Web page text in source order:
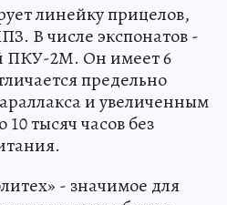
линейку прицелов,
В числе экспонатов -
ПКУ-2М. Он имеет 6
предельно
и увеличенным
тысяч часов без
- значимое для